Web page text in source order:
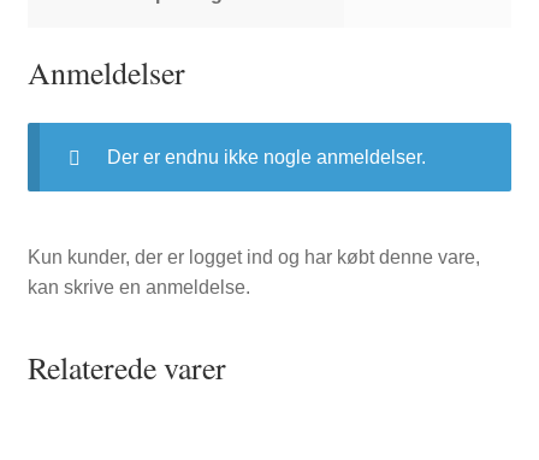
Anmeldelser
Der er endnu ikke nogle anmeldelser.
Kun kunder, der er logget ind og har købt denne vare,
kan skrive en anmeldelse.
Relaterede varer